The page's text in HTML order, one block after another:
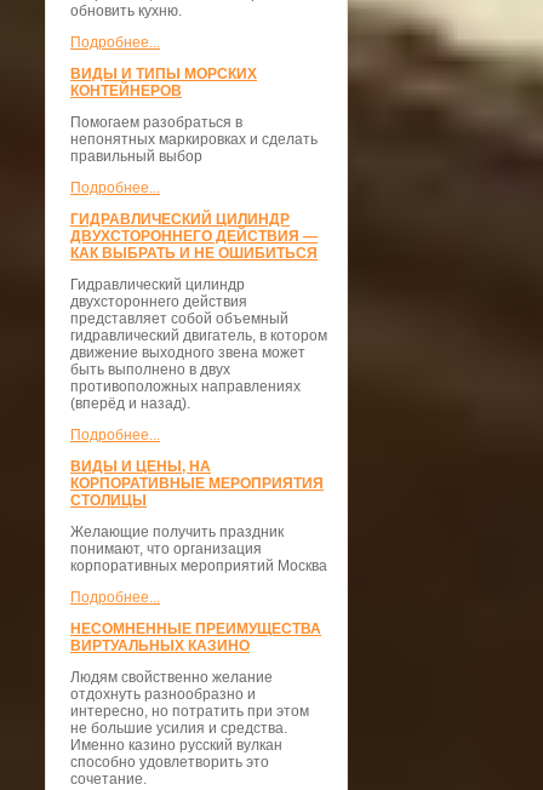
обновить кухню.
Подробнее...
ВИДЫ И ТИПЫ МОРСКИХ
КОНТЕЙНЕРОВ
Помогаем разобраться в
непонятных маркировках и сделать
правильный выбор
Подробнее...
ГИДРАВЛИЧЕСКИЙ ЦИЛИНДР
ДВУХСТОРОННЕГО ДЕЙСТВИЯ —
КАК ВЫБРАТЬ И НЕ ОШИБИТЬСЯ
Гидравлический цилиндр
двухстороннего действия
представляет собой объемный
гидравлический двигатель, в котором
движение выходного звена может
быть выполнено в двух
противоположных направлениях
(вперёд и назад).
Подробнее...
ВИДЫ И ЦЕНЫ, НА
КОРПОРАТИВНЫЕ МЕРОПРИЯТИЯ
СТОЛИЦЫ
Желающие получить праздник
понимают, что организация
корпоративных мероприятий Москва
Подробнее...
НЕСОМНЕННЫЕ ПРЕИМУЩЕСТВА
ВИРТУАЛЬНЫХ КАЗИНО
Людям свойственно желание
отдохнуть разнообразно и
интересно, но потратить при этом
не большие усилия и средства.
Именно казино русский вулкан
способно удовлетворить это
сочетание.